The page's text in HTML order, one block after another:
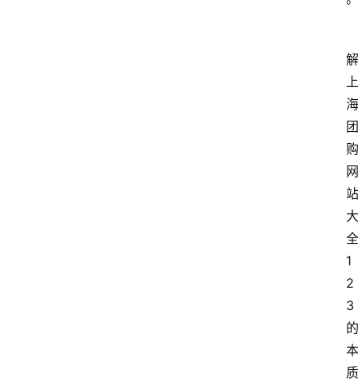
解
上
海
团
购
网
站
大
全
1
2
3
的
本
质